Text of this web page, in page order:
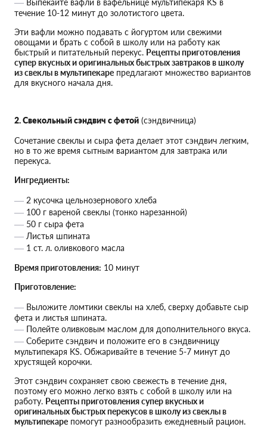
Выпекайте вафли в вафельнице мультипекаря KS в
течение 10-12 минут до золотистого цвета.
Эти вафли можно подавать с йогуртом или свежими
овощами и брать с собой в школу или на работу как
быстрый и питательный перекус. Рецепты приготовления
супер вкусных и оригинальных быстрых завтраков в школу
из свеклы в мультипекаре предлагают множество вариантов
для вкусного начала дня.
2. Свекольный сэндвич с фетой (сэндвичница)
Сочетание свеклы и сыра фета делает этот сэндвич легким,
но в то же время сытным вариантом для завтрака или
перекуса.
Ингредиенты:
2 кусочка цельнозернового хлеба
100 г вареной свеклы (тонко нарезанной)
50 г сыра фета
Листья шпината
1 ст. л. оливкового масла
Время приготовления: 10 минут
Приготовление:
Выложите ломтики свеклы на хлеб, сверху добавьте сыр
фета и листья шпината.
Полейте оливковым маслом для дополнительного вкуса.
Соберите сэндвич и положите его в сэндвичницу
мультипекаря KS. Обжаривайте в течение 5-7 минут до
хрустящей корочки.
Этот сэндвич сохраняет свою свежесть в течение дня,
поэтому его можно легко взять с собой в школу или на
работу. Рецепты приготовления супер вкусных и
оригинальных быстрых перекусов в школу из свеклы в
мультипекаре помогут разнообразить ежедневный рацион.